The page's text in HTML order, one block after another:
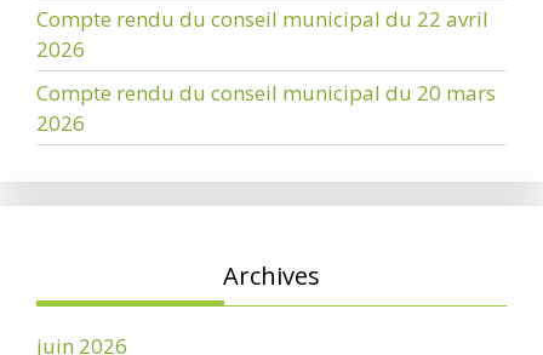
Compte rendu du conseil municipal du 22 avril
2026
Compte rendu du conseil municipal du 20 mars
2026
Archives
juin 2026